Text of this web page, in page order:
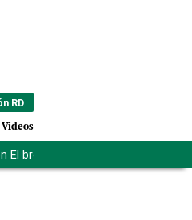
RD
Videos
El bronx